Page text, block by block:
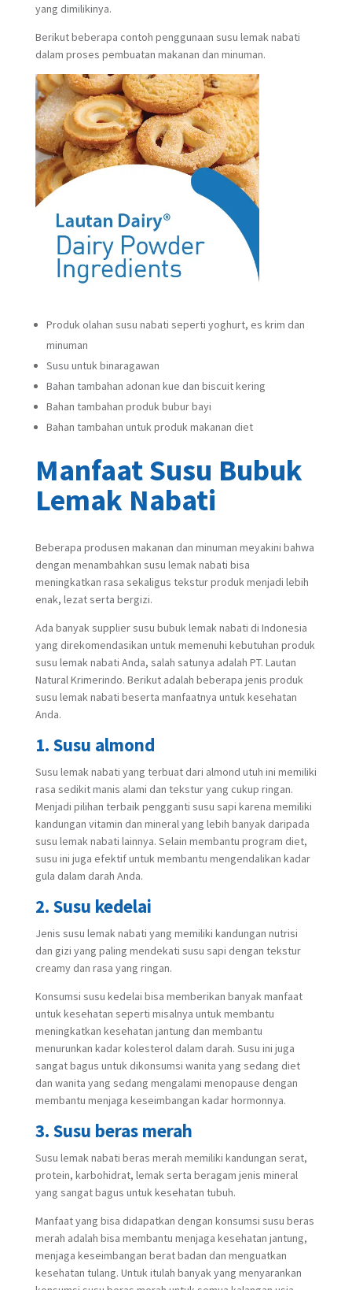
yang dimilikinya.
Berikut beberapa contoh penggunaan susu lemak nabati
dalam proses pembuatan makanan dan minuman.
Produk olahan susu nabati seperti yoghurt, es krim dan
minuman
Susu untuk binaragawan
Bahan tambahan adonan kue dan biscuit kering
Bahan tambahan produk bubur bayi
Bahan tambahan untuk produk makanan diet
Manfaat Susu Bubuk
Lemak Nabati
Beberapa produsen makanan dan minuman meyakini bahwa
dengan menambahkan susu lemak nabati bisa
meningkatkan rasa sekaligus tekstur produk menjadi lebih
enak, lezat serta bergizi.
Ada banyak supplier susu bubuk lemak nabati di Indonesia
yang direkomendasikan untuk memenuhi kebutuhan produk
susu lemak nabati Anda, salah satunya adalah PT. Lautan
Natural Krimerindo. Berikut adalah beberapa jenis produk
susu lemak nabati beserta manfaatnya untuk kesehatan
Anda.
1. Susu almond
Susu lemak nabati yang terbuat dari almond utuh ini memiliki
rasa sedikit manis alami dan tekstur yang cukup ringan.
Menjadi pilihan terbaik pengganti susu sapi karena memiliki
kandungan vitamin dan mineral yang lebih banyak daripada
susu lemak nabati lainnya. Selain membantu program diet,
susu ini juga efektif untuk membantu mengendalikan kadar
gula dalam darah Anda.
2. Susu kedelai
Jenis susu lemak nabati yang memiliki kandungan nutrisi
dan gizi yang paling mendekati susu sapi dengan tekstur
creamy dan rasa yang ringan.
Konsumsi susu kedelai bisa memberikan banyak manfaat
untuk kesehatan seperti misalnya untuk membantu
meningkatkan kesehatan jantung dan membantu
menurunkan kadar kolesterol dalam darah. Susu ini juga
sangat bagus untuk dikonsumsi wanita yang sedang diet
dan wanita yang sedang mengalami menopause dengan
membantu menjaga keseimbangan kadar hormonnya.
3. Susu beras merah
Susu lemak nabati beras merah memiliki kandungan serat,
protein, karbohidrat, lemak serta beragam jenis mineral
yang sangat bagus untuk kesehatan tubuh.
Manfaat yang bisa didapatkan dengan konsumsi susu beras
merah adalah bisa membantu menjaga kesehatan jantung,
menjaga keseimbangan berat badan dan menguatkan
kesehatan tulang. Untuk itulah banyak yang menyarankan